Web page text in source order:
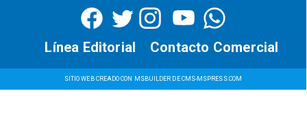
SITIO WEB CREADO CON MSBUILDER DE CMS-MSPRESS.COM
Contacto Comercial
Línea Editorial